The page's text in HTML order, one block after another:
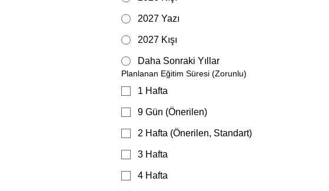
2027 Yazı
2027 Kışı
Daha Sonraki Yıllar
Planlanan Eğitim Süresi (Zorunlu)
1 Hafta
9 Gün (Önerilen)
2 Hafta (Önerilen, Standart)
3 Hafta
4 Hafta